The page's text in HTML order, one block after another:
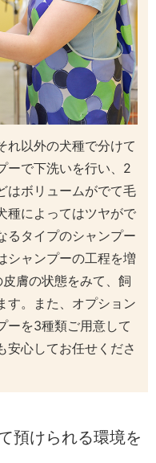
れ以外の犬種で分けて
ーで下洗いを行い、2
はボリュームがでて毛
種によってはツヤがで
るタイプのシャンプー
シャンプーの工程を増
膚の状態をみて、飼
。
また、オプション
ーを3種類ご用意して
安心してお任せくださ
預けられる環境を